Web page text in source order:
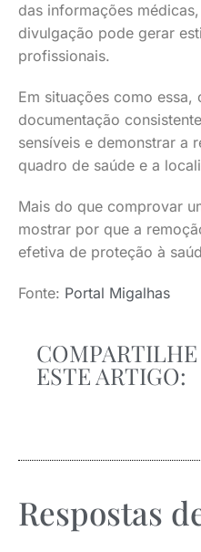
das informações
divulgação pode gerar
profissionais.
Em situações como
documentação
sensíveis e demonstrar a
quadro de saúde e a
Mais do que comprovar
mostrar por que a
efetiva de proteção à
Fonte: Portal Migalhas
COMPARTILHE
ESTE ARTIGO:
Respostas